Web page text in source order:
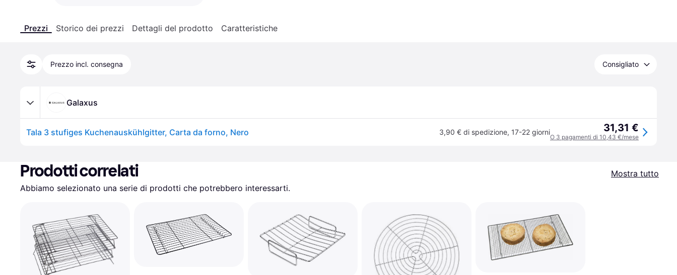
Prezzi Storico dei prezzi Dettagli del prodotto Caratteristiche
Prezzo incl. consegna Consigliato
Galaxus
Tala 3 stufiges Kuchenauskühlgitter, Carta da forno, Nero 3,90 € di spedizione, 17-22 giorni 31,31 €
O 3 pagamenti di 10,43 €/mese
Prodotti correlati
Mostra tutto
Abbiamo selezionato una serie di prodotti che potrebbero interessarti.